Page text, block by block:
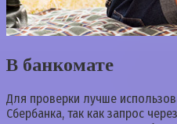
В банкомате
Для проверки лучше
Сбербанка, так как запрос